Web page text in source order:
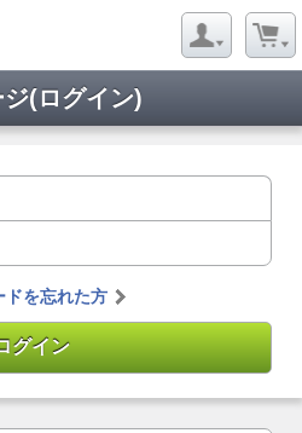
(ログイン)
ドを忘れた方